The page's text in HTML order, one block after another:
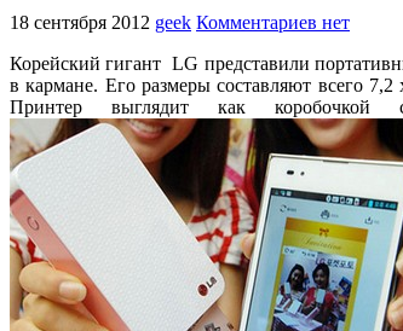
18 сентября 2012 geek Комментариев нет
Корейский гигант LG представили
в кармане. Его размеры составляют всего
Принтер выглядит как